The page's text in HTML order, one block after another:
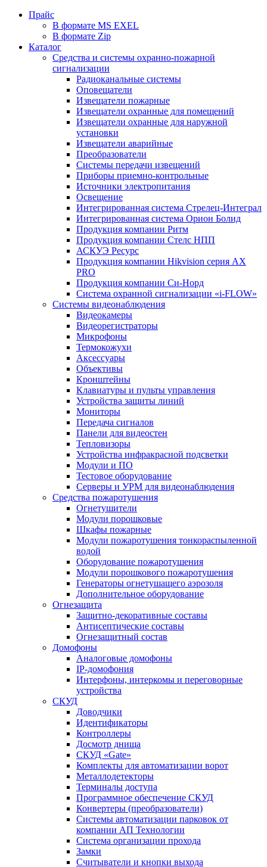
Прайс
В формате MS EXEL
В формате Zip
Каталог
Средства и системы охранно-пожарной
сигнализации
Радиоканальные системы
Оповещатели
Извещатели пожарные
Извещатели охранные для помещений
Извещатели охранные для наружной
установки
Извещатели аварийные
Преобразователи
Системы передачи извещений
Приборы приемно-контрольные
Источники электропитания
Освещение
Интегрированная система Стрелец-Интеграл
Интегрированная система Орион Болид
Продукция компании Ритм
Продукция компании Стелс НПП
АСКУЭ Ресурс
Продукция компании Hikvision серия AX
PRO
Продукция компании Си-Норд
Система охранной сигнализации «i-FLOW»
Системы видеонаблюдения
Видеокамеры
Видеорегистраторы
Микрофоны
Термокожухи
Аксессуары
Объективы
Кронштейны
Клавиатуры и пульты управления
Устройства защиты линий
Мониторы
Передача сигналов
Панели для видеостен
Тепловизоры
Устройства инфракрасной подсветки
Модули и ПО
Тестовое оборудование
Серверы и УРМ для видеонаблюдения
Средства пожаротушения
Огнетушители
Модули порошковые
Шкафы пожарные
Модули пожаротушения тонкораспыленной
водой
Оборудование пожаротушения
Модули порошкового пожаротушения
Генераторы огнетушащего аэрозоля
Дополнительное оборудование
Огнезащита
Защитно-декоративные составы
Антисептические составы
Огнезащитный состав
Домофоны
Аналоговые домофоны
IP-домофония
Интерфоны, интеркомы и переговорные
устройства
СКУД
Доводчики
Идентификаторы
Контроллеры
Досмотр днища
СКУД «Gate»
Комплекты для автоматизации ворот
Металлодетекторы
Терминалы доступа
Программное обеспечение СКУД
Конвертеры (преобразователи)
Системы автоматизации парковок от
компании АП Технологии
Система организации прохода
Замки
Считыватели и кнопки выхода